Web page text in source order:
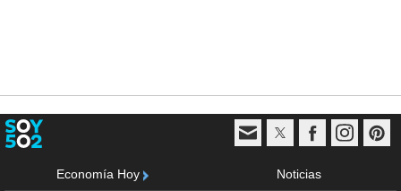
Economía Hoy Noticias